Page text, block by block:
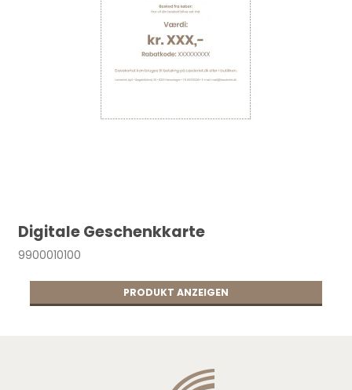
Digitale Geschenkkarte
9900010100
PRODUKT ANZEIGEN